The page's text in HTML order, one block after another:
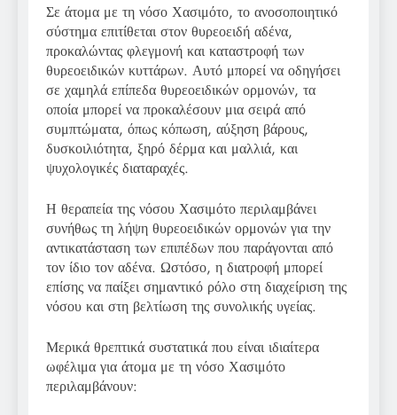
Σε άτομα με τη νόσο Χασιμότο, το ανοσοποιητικό
σύστημα επιτίθεται στον θυρεοειδή αδένα,
προκαλώντας φλεγμονή και καταστροφή των
θυρεοειδικών κυττάρων. Αυτό μπορεί να οδηγήσει
σε χαμηλά επίπεδα θυρεοειδικών ορμονών, τα
οποία μπορεί να προκαλέσουν μια σειρά από
συμπτώματα, όπως κόπωση, αύξηση βάρους,
δυσκοιλιότητα, ξηρό δέρμα και μαλλιά, και
ψυχολογικές διαταραχές.
Η θεραπεία της νόσου Χασιμότο περιλαμβάνει
συνήθως τη λήψη θυρεοειδικών ορμονών για την
αντικατάσταση των επιπέδων που παράγονται από
τον ίδιο τον αδένα. Ωστόσο, η διατροφή μπορεί
επίσης να παίξει σημαντικό ρόλο στη διαχείριση της
νόσου και στη βελτίωση της συνολικής υγείας.
Μερικά θρεπτικά συστατικά που είναι ιδιαίτερα
ωφέλιμα για άτομα με τη νόσο Χασιμότο
περιλαμβάνουν: